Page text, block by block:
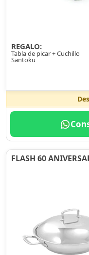
REGALO:
Tabla de picar + Cuchillo
Santoku
FLASH 60